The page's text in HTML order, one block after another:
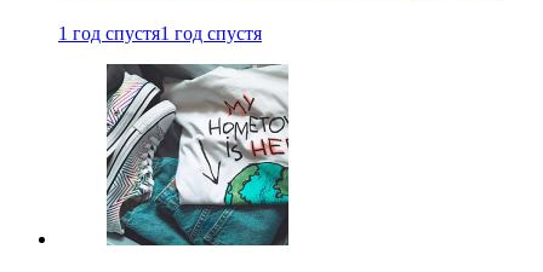
1 год спустя1 год спустя